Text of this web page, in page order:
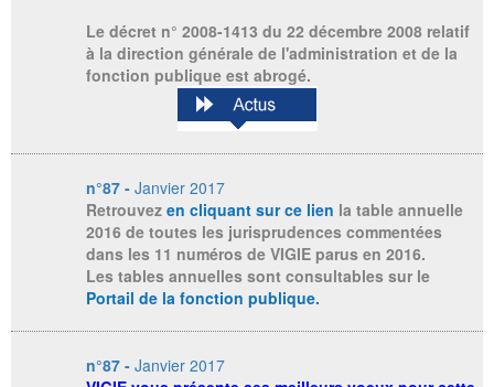
Le décret n° 2008-1413 du 22 décembre 2008 relatif
à la direction générale de l'administration et de la
fonction publique est abrogé.
n°87 - Janvier 2017
Retrouvez en cliquant sur ce lien la table annuelle
2016 de toutes les jurisprudences commentées
dans les 11 numéros de VIGIE parus en 2016.
Les tables annuelles sont consultables sur le
Portail de la fonction publique.
n°87 - Janvier 2017